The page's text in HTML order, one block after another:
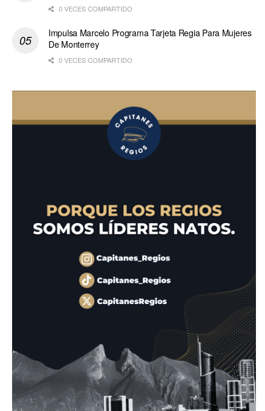
0 VECES COMPARTIDO
Impulsa Marcelo Programa Tarjeta Regia Para Mujeres
De Monterrey
0 VECES COMPARTIDO